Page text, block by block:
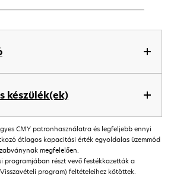
készülék(ek)
CMY patronhasználatra és legfeljebb ennyi
átlagos kapacitási érték egyoldalas üzemmód
megfelelően.
programjában részt vevő festékkazetták a
program) feltételeihez kötöttek.